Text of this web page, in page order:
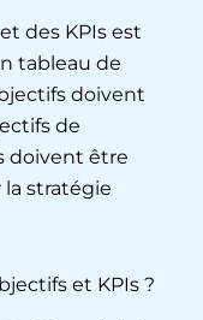
des KPIs est
tableau de
doivent
de
doivent être
stratégie
et KPIs ?